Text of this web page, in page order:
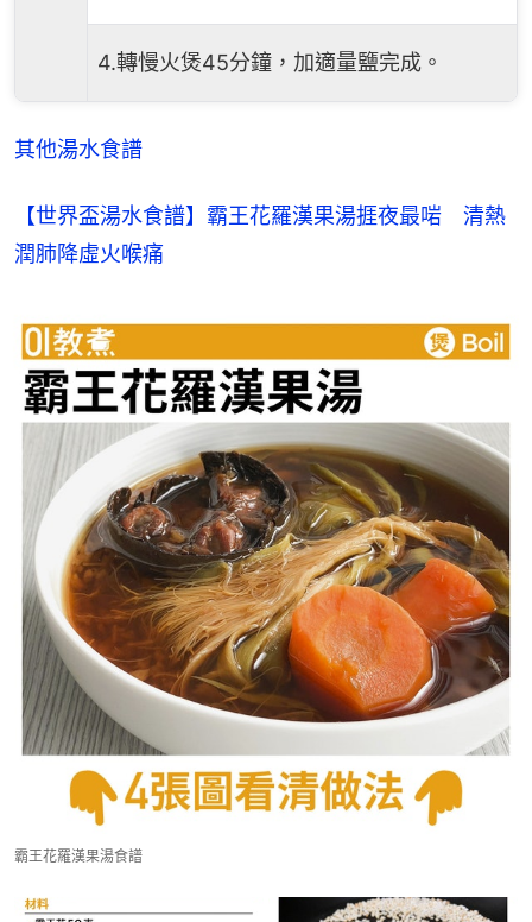
4.轉慢火煲45分鐘，加適量鹽完成。
其他湯水食譜
【世界盃湯水食譜】霸王花羅漢果湯捱夜最啱　清熱
潤肺降虛火喉痛
霸王花羅漢果湯食譜